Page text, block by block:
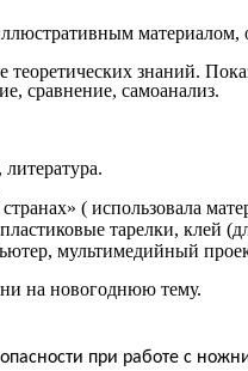
теоретических знаний.
сравнение, самоанализ.
( использовала
тарелки,
мультимедийный
на новогоднюю тему.
при работе с